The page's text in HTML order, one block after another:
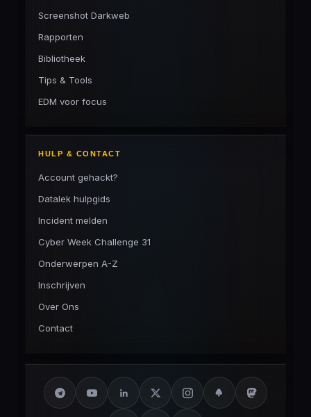
Screenshot Darkweb
Rapporten
Bibliotheek
Tips & Tools
EDM voor focus
HULP & CONTACT
Account gehackt?
Datalek hulpgids
Incident melden
Cyber Week Challenge 31
Onderwerpen A-Z
Inschrijven
Over Ons
Contact